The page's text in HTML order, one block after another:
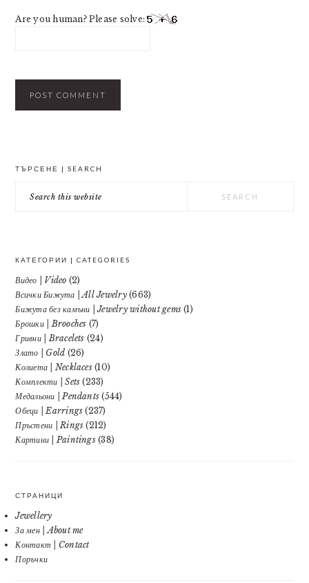
Are you human? Please solve:
ТЪРСЕНЕ | SEARCH
this
КАТЕГОРИИ | CATEGORIES
Видео | Video (2)
Всички Бижута | All Jewelry(663)
Бижута без камъни | Jewelry without gems (1)
Брошки | Brooches (7)
Гривни | Bracelets (24)
Злато | Gold (26)
Колиета | Necklaces(10)
Комплекти | Sets (233)
Медальони | Pendants (544)
Обеци | Earrings (237)
Пръстени | Rings (212)
Картини | Paintings(38)
СТРАНИЦИ
Jewellery
За мен | About me
Контакт | Contact
Поръчки